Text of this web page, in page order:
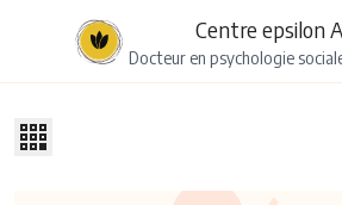
Centre epsilon
Docteur en psychologie